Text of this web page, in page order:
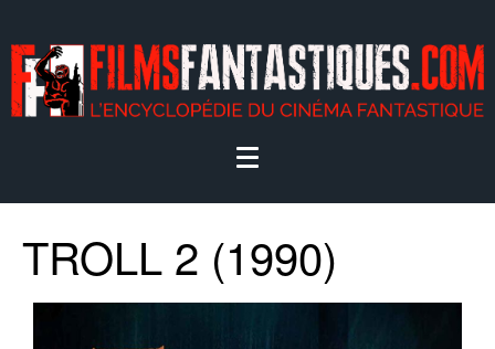
TROLL 2 (1990)